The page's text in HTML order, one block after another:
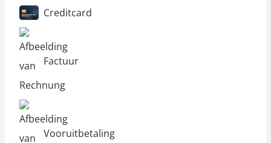
Creditcard
Factuur
Vooruitbetaling